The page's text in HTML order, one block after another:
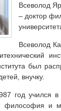
Всеволод
– доктор
Всеволод
был
внучку.
год учился в
философия и